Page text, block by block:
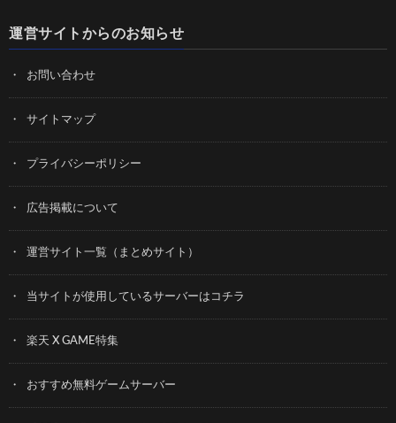
運営サイトからのお知らせ
お問い合わせ
サイトマップ
プライバシーポリシー
広告掲載について
運営サイト一覧（まとめサイト）
当サイトが使用しているサーバーはコチラ
楽天 X GAME特集
おすすめ無料ゲームサーバー